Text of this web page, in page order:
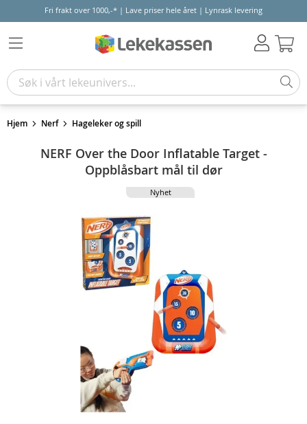
Fri frakt over 1000,-* | Lave priser hele året | Lynrask levering
Hjem Nerf Hageleker og spill
NERF Over the Door Inflatable Target -
Oppblåsbart mål til dør
Nyhet